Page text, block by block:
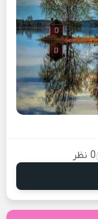
0 نظر